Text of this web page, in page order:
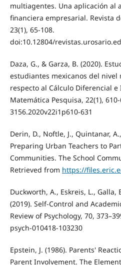
multiagentes. Una aplicación al
financiera empresarial. Revista
23(1), 65-108.
doi:10.12804/
Daza, G., & Garza, B. (2020).
estudiantes mexicanos del nivel
respecto al Cálculo Diferencial
Matemática Pesquisa, 22(1),
3156.2020v22i1p610-631
Derin, D., Noftle, J., Quintanar,
Preparing Urban Teachers to
Communities. The School
Retrieved from https://
Duckworth, A., Eskreis, L., Galla,
(2019). Self-Control and
Review of Psychology, 70,
psych-010418-103230
Epstein, J. (1986). Parents'
Parent Involvement. The